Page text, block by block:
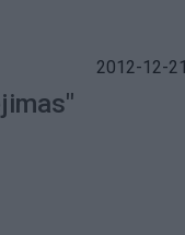
2012-12-